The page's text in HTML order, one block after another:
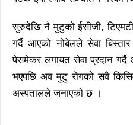
सुरुदेखि नै मुटुको ईसीजी,
गर्दै आएको नोबेलले सेवा बिस्तार
पेसमेकर लगायत सेवा प्रदान
भएपछि अव मुटु रोगको सवै
अस्पतालले जनाएको छ ।